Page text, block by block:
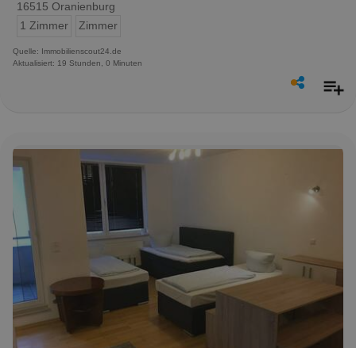
16515 Oranienburg
1 Zimmer
Zimmer
Quelle: Immobilienscout24.de
Aktualisiert: 19 Stunden, 0 Minuten